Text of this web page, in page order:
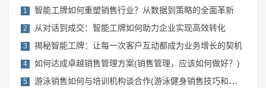
1 智能工牌如何重塑销售行业？从数据到策略的全面革新
2 从对话到成交：智能工牌如何助力企业实现高效转化
3 揭秘智能工牌：让每一次客户互动都成为业务增长的契机
4 如何达成卓越销售管理方案(销售管理，应该如何做好？)
5 游泳销售如何与培训机构谈合作(游泳健身销售技巧和话术)